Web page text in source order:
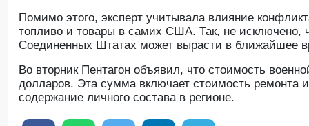
Помимо этого, эксперт учитывала влияние
топливо и товары в самих США. Так, не исключено,
Соединенных Штатах может вырасти в ближайшее
Во вторник Пентагон объявил, что стоимость
долларов. Эта сумма включает стоимость ремонта
содержание личного состава в регионе.